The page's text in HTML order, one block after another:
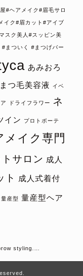
#ヘアメイク#眉毛サロ
イク#眉カット#アイブ
スク美人#スッピン美
まついく #まつげパー
あみおろ
まつ毛美容液 イベ
ドライフラワー
ネ
イン プロトボーテ
メイク専門
サロン 成人
ト 成人式着付
量産型
量産型ヘア
styling.…